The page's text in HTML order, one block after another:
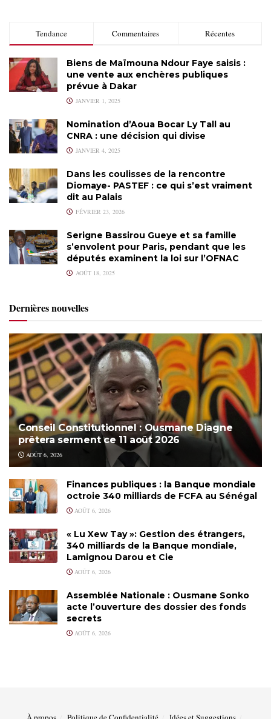
Tendance Commentaires Récentes
Biens de Maïmouna Ndour Faye saisis :
une vente aux enchères publiques
prévue à Dakar
JANVIER 1, 2025
Nomination d’Aoua Bocar Ly Tall au
CNRA : une décision qui divise
JANVIER 4, 2025
Dans les coulisses de la rencontre
Diomaye- PASTEF : ce qui s’est vraiment
dit au Palais
FÉVRIER 23, 2026
Serigne Bassirou Gueye et sa famille
s’envolent pour Paris, pendant que les
députés examinent la loi sur l’OFNAC
AOÛT 18, 2025
Dernières nouvelles
Conseil Constitutionnel : Ousmane Diagne
prêtera serment ce 11 août 2026
AOÛT 6, 2026
Finances publiques : la Banque mondiale
octroie 340 milliards de FCFA au Sénégal
AOÛT 6, 2026
« Lu Xew Tay »: Gestion des étrangers,
340 milliards de la Banque mondiale,
Lamignou Darou et Cie
AOÛT 6, 2026
Assemblée Nationale : Ousmane Sonko
acte l’ouverture des dossier des fonds
secrets
AOÛT 6, 2026